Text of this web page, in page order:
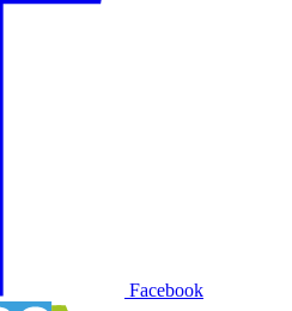
Facebook